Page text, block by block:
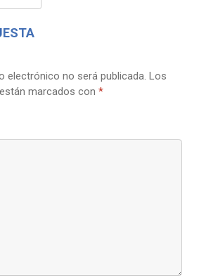
electrónico no será publicada. Los
marcados con *